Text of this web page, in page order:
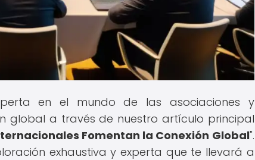
en el mundo de las asociaciones y
global a través de nuestro artículo principal
Fomentan la Conexión Global".
exhaustiva y experta que te llevará a